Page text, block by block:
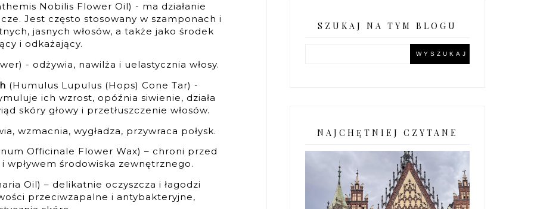
Nobilis Flower Oil) - ma działanie
Jest często stosowany w szamponach i
jasnych włosów, a także jako środek
i odkażający.
- odżywia, nawilża i uelastycznia włosy.
(Humulus Lupulus (Hops) Cone Tar) -
ich wzrost, opóźnia siwienie, działa
skóry głowy i przetłuszczenie włosów.
wzmacnia, wygładza, przywraca połysk.
Officinale Flower Wax) – chroni przed
wpływem środowiska zewnętrznego.
Oil) – delikatnie oczyszcza i łagodzi
przeciwzapalne i antybakteryjne,
SZUKAJ NA TYM BLOGU
NAJCHĘTNIEJ CZYTANE